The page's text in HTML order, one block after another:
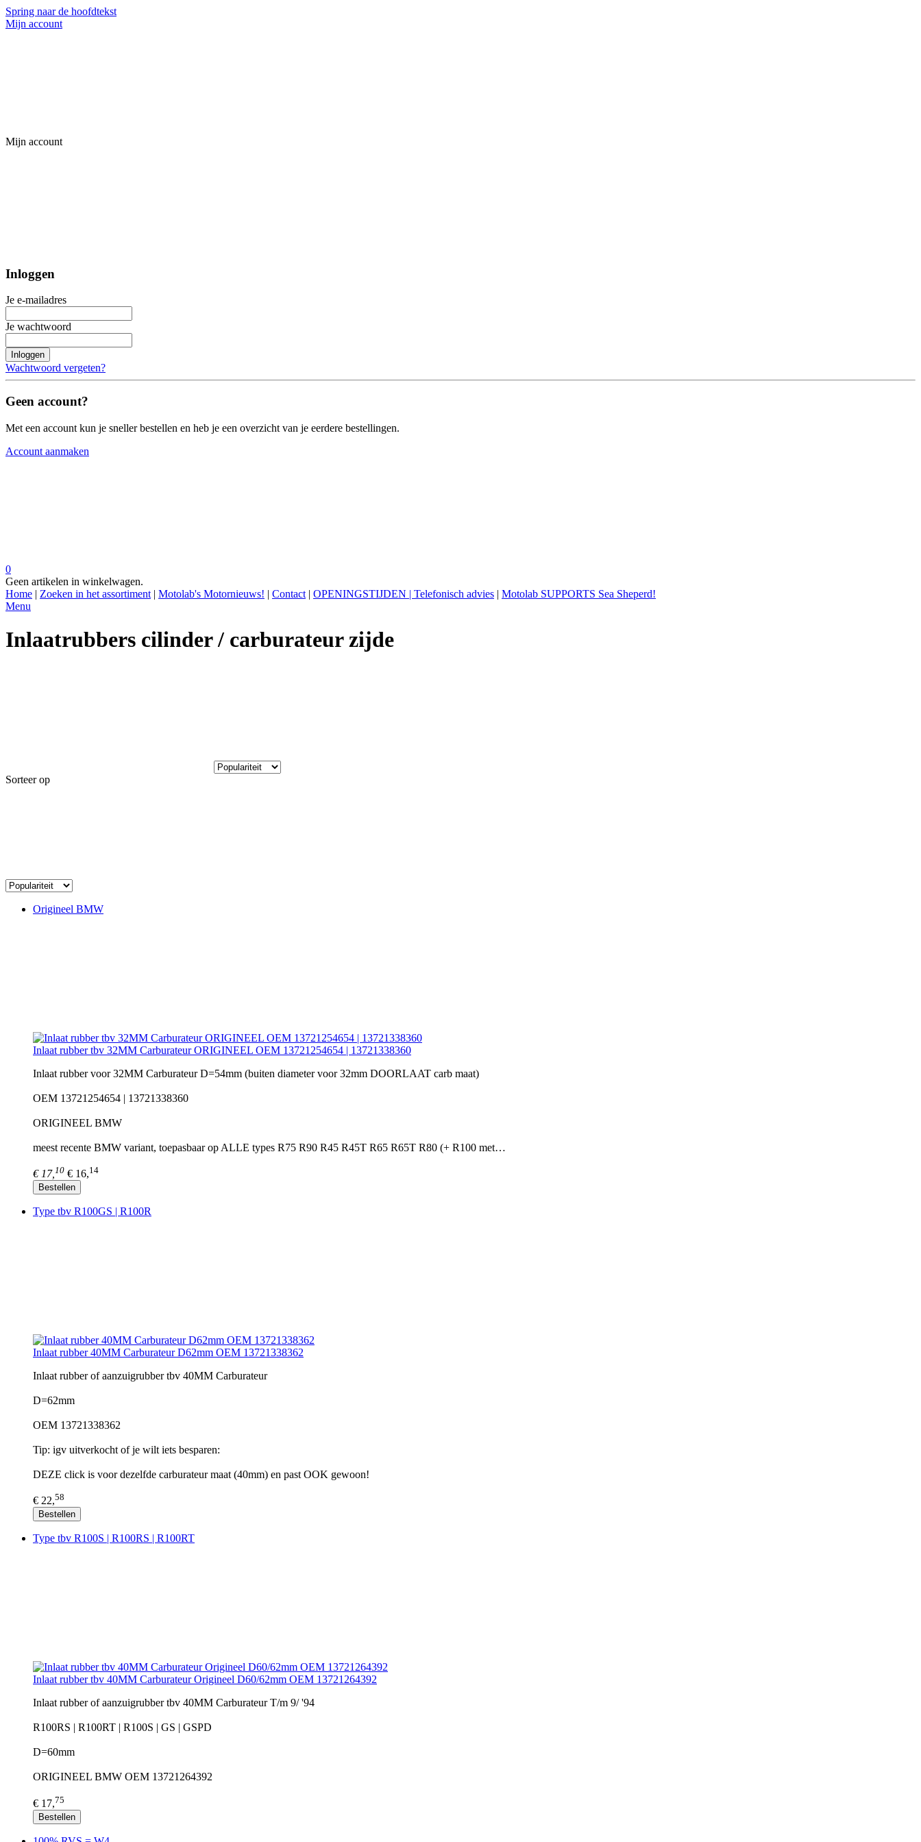
Spring naar de hoofdtekst
Mijn account
Mijn account
Inloggen
Je e-mailadres
Je wachtwoord
Inloggen
Wachtwoord vergeten?
Geen account?
Met een account kun je sneller bestellen en heb je een overzicht van je eerdere bestellingen.
Account aanmaken
0
Geen artikelen in winkelwagen.
Home | Zoeken in het assortiment | Motolab's Motornieuws! | Contact | OPENINGSTIJDEN | Telefonisch advies | Motolab SUPPORTS Sea Sheperd!
Menu
Inlaatrubbers cilinder / carburateur zijde
Sorteer op
Origineel BMW
Inlaat rubber tbv 32MM Carburateur ORIGINEEL OEM 13721254654 | 13721338360
Inlaat rubber voor 32MM Carburateur D=54mm (buiten diameter voor 32mm DOORLAAT carb maat)
OEM 13721254654 | 13721338360
ORIGINEEL BMW
meest recente BMW variant, toepasbaar op ALLE types R75 R90 R45 R45T R65 R65T R80 (+ R100 met…
€ 17, 10 € 16,14
Bestellen
Type tbv R100GS | R100R
Inlaat rubber 40MM Carburateur D62mm OEM 13721338362
Inlaat rubber of aanzuigrubber tbv 40MM Carburateur
D=62mm
OEM 13721338362
Tip: igv uitverkocht of je wilt iets besparen:
DEZE click is voor dezelfde carburateur maat (40mm) en past OOK gewoon!
€ 22,58
Bestellen
Type tbv R100S | R100RS | R100RT
Inlaat rubber tbv 40MM Carburateur Origineel D60/62mm OEM 13721264392
Inlaat rubber of aanzuigrubber tbv 40MM Carburateur T/m 9/ '94
R100RS | R100RT | R100S | GS | GSPD
D=60mm
ORIGINEEL BMW OEM 13721264392
€ 17,75
Bestellen